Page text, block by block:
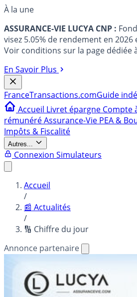
À la une
ASSURANCE-VIE LUCYA CNP :
visez 5.05% de rendement en 2026
Voir conditions sur la page dédiée
En Savoir Plus
FranceTransactions.comGuide
Accueil Livret épargne Compte
rémunéréAssurance-Vie PEA &
Impôts & Fiscalité
Autres...
Connexion Simulateurs
Accueil
/
📰 Actualités
/
🔢 Chiffre du jour
Annonce partenaire